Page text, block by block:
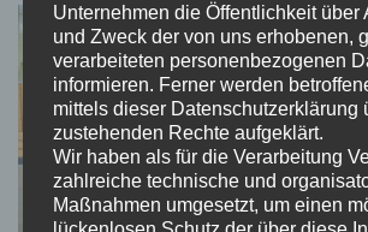
Unternehmen die Öffentlichkeit über
und Zweck der von uns erhobenen,
verarbeiteten personenbezogenen
informieren. Ferner werden
mittels dieser Datenschutzerklärung
zustehenden Rechte aufgeklärt.
Wir haben als für die Verarbeitung
zahlreiche technische und
Maßnahmen umgesetzt, um einen